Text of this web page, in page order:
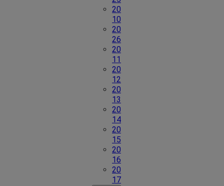
20
10
20
26
20
11
20
12
20
13
20
14
20
15
20
16
20
17